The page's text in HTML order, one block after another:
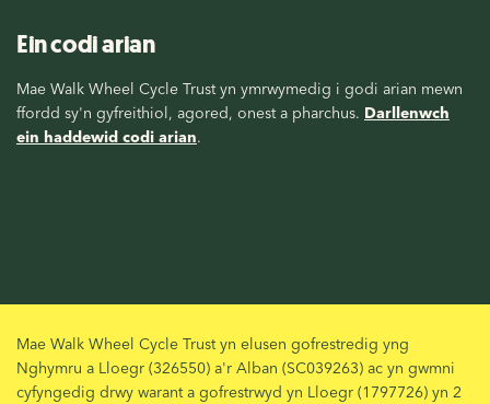
Ein codi arian
Mae Walk Wheel Cycle Trust yn ymrwymedig i godi arian mewn
ffordd sy'n gyfreithiol, agored, onest a pharchus. Darllenwch
ein haddewid codi arian.
Mae Walk Wheel Cycle Trust yn elusen gofrestredig yng
Nghymru a Lloegr (326550) a'r Alban (SC039263) ac yn gwmni
cyfyngedig drwy warant a gofrestrwyd yn Lloegr (1797726) yn 2